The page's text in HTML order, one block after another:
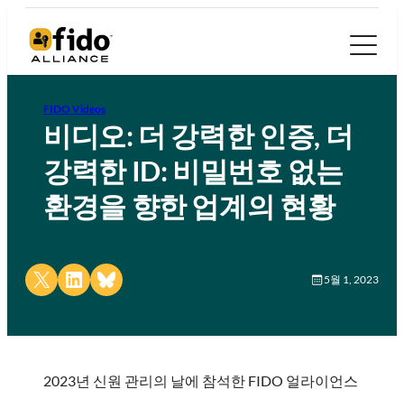
FIDO Videos
비디오: 더 강력한 인증, 더
강력한 ID: 비밀번호 없는
환경을 향한 업계의 현황
Share on X Share on LinkedIn
Share on Bluesky 5월 1, 2023
2023년 신원 관리의 날에 참석한 FIDO 얼라이언스